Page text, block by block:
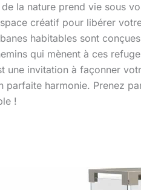
la nature prend vie sous
créatif pour libérer
habitables sont
qui mènent à ces
une invitation à façonner
parfaite harmonie. Prenez
!